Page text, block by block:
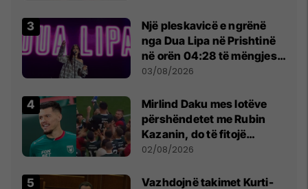
Një pleskavicë e ngrënë
nga Dua Lipa në Prishtinë
në orën 04:28 të mëngjesit
- dhe bota digjitale serbe
03/08/2026
Mirlind Daku mes lotëve
përshëndetet me Rubin
Kazanin, do të fitojë
miliona te Spartak Moska
02/08/2026
Vazhdojnë takimet Kurti-